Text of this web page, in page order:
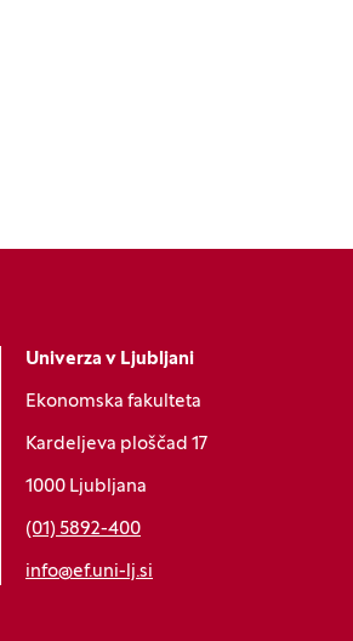
Univerza v Ljubljani
Ekonomska fakulteta
Kardeljeva ploščad 17
1000 Ljubljana
(01) 5892-400
info@ef.uni-lj.si